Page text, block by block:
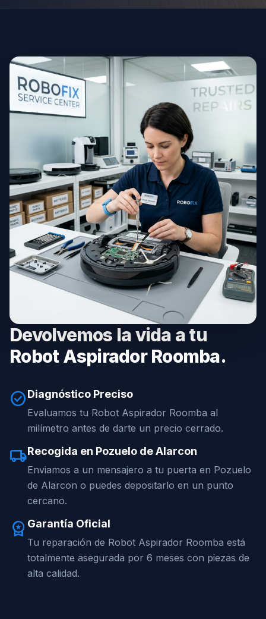
Devolvemos la vida a tu
Robot Aspirador Roomba.
check_circleDiagnóstico Preciso
Evaluamos tu Robot Aspirador Roomba al
milímetro antes de darte un precio cerrado.
local_shippingRecogida en Pozuelo de Alarcon
Enviamos a un mensajero a tu puerta en Pozuelo
de Alarcon o puedes depositarlo en un punto
cercano.
workspace_premium Garantía Oficial
Tu reparación de Robot Aspirador Roomba está
totalmente asegurada por 6 meses con piezas de
alta calidad.